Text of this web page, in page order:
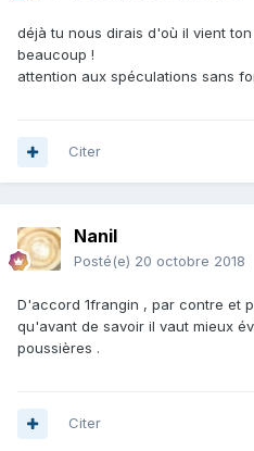
déjà tu nous dirais d'où il vient
beaucoup !
attention aux spéculations sans
Citer
Nanil
Posté(e) 20 octobre 2018
D'accord 1frangin , par contre et
qu'avant de savoir il vaut mieux
poussières .
Citer